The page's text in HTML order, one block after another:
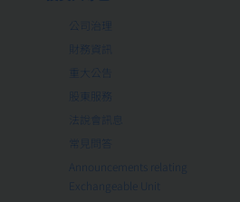
公司治理
財務資訊
重大公告
股東服務
法說會訊息
常見問答
Announcements relating
Exchangeable Unit